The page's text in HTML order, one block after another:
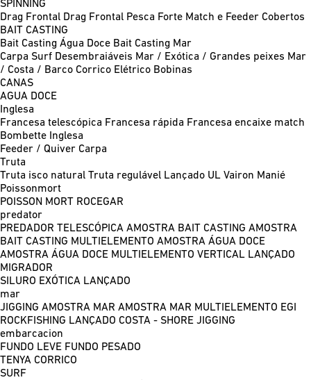
SPINNING
Drag Frontal Drag Frontal Pesca Forte Match e Feeder Cobertos
BAIT CASTING
Bait Casting Água Doce Bait Casting Mar
Carpa Surf Desembraiáveis Mar / Exótica / Grandes peixes Mar
/ Costa / Barco Corrico Elétrico Bobinas
CANAS
AGUA DOCE
Inglesa
Francesa telescópica Francesa rápida Francesa encaixe match
Bombette Inglesa
Feeder / Quiver Carpa
Truta
Truta isco natural Truta regulável Lançado UL Vairon Manié
Poissonmort
POISSON MORT ROCEGAR
predator
PREDADOR TELESCÓPICA AMOSTRA BAIT CASTING AMOSTRA
BAIT CASTING MULTIELEMENTO AMOSTRA ÁGUA DOCE
AMOSTRA ÁGUA DOCE MULTIELEMENTO VERTICAL LANÇADO
MIGRADOR
SILURO EXÓTICA LANÇADO
mar
JIGGING AMOSTRA MAR AMOSTRA MAR MULTIELEMENTO EGI
ROCKFISHING LANÇADO COSTA - SHORE JIGGING
embarcacion
FUNDO LEVE FUNDO PESADO
TENYA CORRICO
SURF